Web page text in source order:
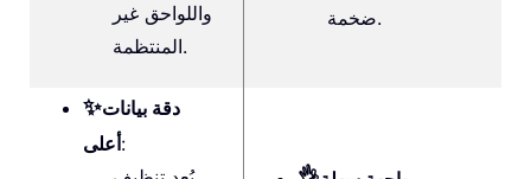
واللواحق غير
المنتظمة.
ضخمة.
✨دقة بيانات
أعلى: